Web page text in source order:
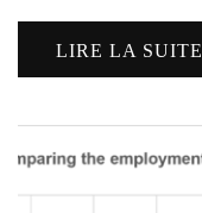
LIRE LA SUITE